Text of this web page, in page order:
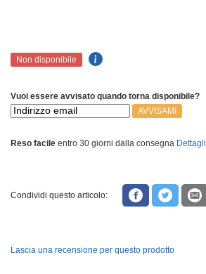
Non disponibile
Vuoi essere avvisato quando torna disponibile?
AVVISAMI
Reso facile entro 30 giorni dalla consegna Dettagli
Condividi questo articolo:
Lascia una recensione per questo prodotto